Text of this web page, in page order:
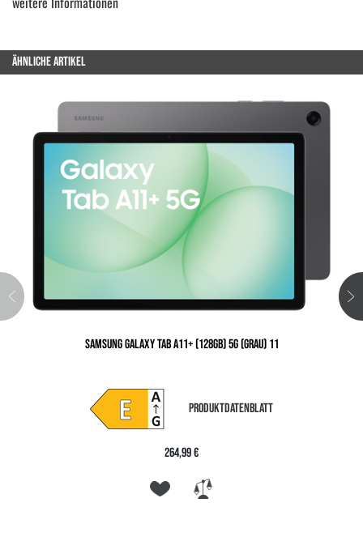
ÄHNLICHE ARTIKEL
SAMSUNG GALAXY TAB A11+ (128GB) 5G (GRAU) 11
PRODUKTDATENBLATT
264,99 €